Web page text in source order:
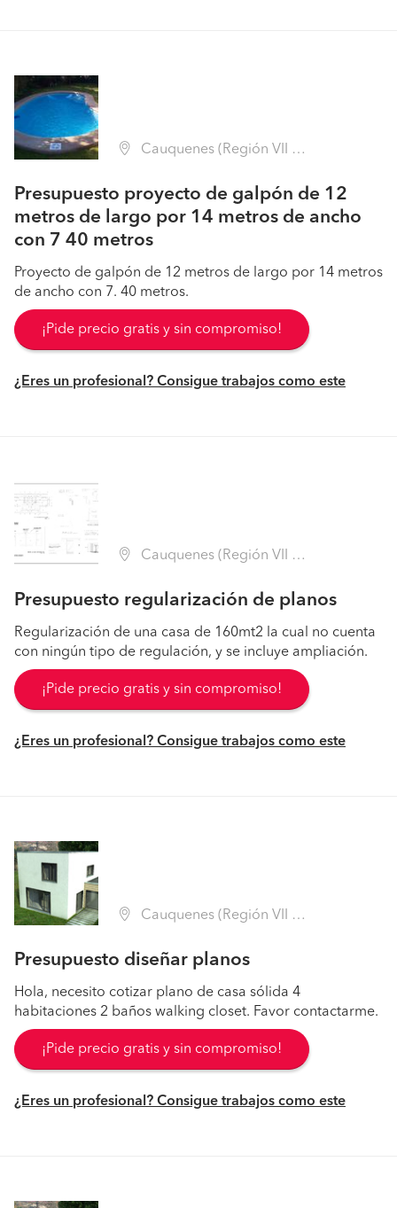
Cauquenes (Región VII Maule - Cauquenes)
Presupuesto proyecto de galpón de 12
metros de largo por 14 metros de ancho
con 7 40 metros
Proyecto de galpón de 12 metros de largo por 14 metros
de ancho con 7. 40 metros.
¡Pide precio gratis y sin compromiso!
¿Eres un profesional? Consigue trabajos como este
Cauquenes (Región VII Maule - Cauquenes)
Presupuesto regularización de planos
Regularización de una casa de 160mt2 la cual no cuenta
con ningún tipo de regulación, y se incluye ampliación.
¡Pide precio gratis y sin compromiso!
¿Eres un profesional? Consigue trabajos como este
Cauquenes (Región VII Maule - Cauquenes)
Presupuesto diseñar planos
Hola, necesito cotizar plano de casa sólida 4
habitaciones 2 baños walking closet. Favor contactarme.
¡Pide precio gratis y sin compromiso!
¿Eres un profesional? Consigue trabajos como este